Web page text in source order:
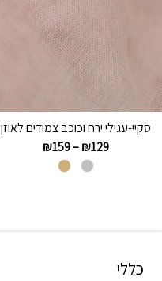
סקיי-עגילי ירח וכוכב צמודים לאוזן
₪129
–
₪159
כללי